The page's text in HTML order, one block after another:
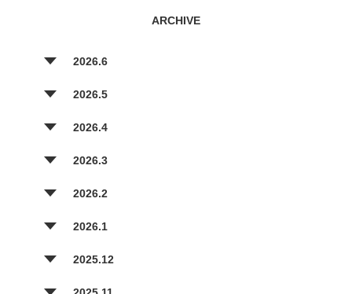
ARCHIVE
2026.6
2026.5
2026.4
2026.3
2026.2
2026.1
2025.12